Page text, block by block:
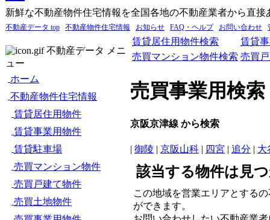
新鮮な不動産物件住宅情報を全国各地の不動産業者から直接
不動産データ top 不動産物件住宅情報 お知らせ FAQ・ヘルプ お問い合わせ
不動産データ メニ
ュー
ホーム
不動産物件住宅情報
賃貸居住用物件
賃貸事業用物件
賃貸駐車場
売買マンション物件
売買戸建て物件
売買土地物件
賃貸居住用物件検索
賃貸
売買マンション物件検索 売買
売買事業用検索
京阪京津線 から検索
| 御陵 | 京阪山科 | 四宮 | 追分 | 大
該当する物件は見
この地域を営業エリアとする
ができます。